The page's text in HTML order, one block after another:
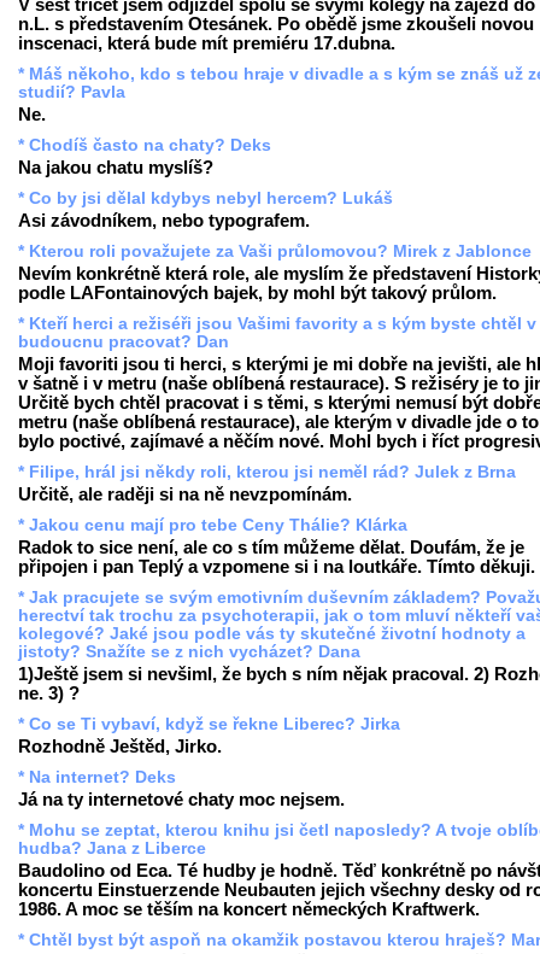
V šest třicet jsem odjížděl spolu se svými kolegy na zájezd do
n.L. s představením Otesánek. Po obědě jsme zkoušeli novou
inscenaci, která bude mít premiéru 17.dubna.
* Máš někoho, kdo s tebou hraje v divadle a s kým se znáš už
studií? Pavla
Ne.
* Chodíš často na chaty? Deks
Na jakou chatu myslíš?
* Co by jsi dělal kdybys nebyl hercem? Lukáš
Asi závodníkem, nebo typografem.
* Kterou roli považujete za Vaši průlomovou? Mirek z Jablonce
Nevím konkrétně která role, ale myslím že představení
podle LAFontainových bajek, by mohl být takový průlom.
* Kteří herci a režiséři jsou Vašimi favority a s kým byste chtěl v
budoucnu pracovat? Dan
Moji favoriti jsou ti herci, s kterými je mi dobře na jevišti, ale
v šatně i v metru (naše oblíbená restaurace). S režiséry je to
Určitě bych chtěl pracovat i s těmi, s kterými nemusí být
metru (naše oblíbená restaurace), ale kterým v divadle jde o
bylo poctivé, zajímavé a něčím nové. Mohl bych i říct
* Filipe, hrál jsi někdy roli, kterou jsi neměl rád? Julek z Brna
Určitě, ale raději si na ně nevzpomínám.
* Jakou cenu mají pro tebe Ceny Thálie? Klárka
Radok to sice není, ale co s tím můžeme dělat. Doufám, že je
připojen i pan Teplý a vzpomene si i na loutkáře. Tímto děkuji.
* Jak pracujete se svým emotivním duševním základem?
herectví tak trochu za psychoterapii, jak o tom mluví někteří
kolegové? Jaké jsou podle vás ty skutečné životní hodnoty a
jistoty? Snažíte se z nich vycházet? Dana
1)Ještě jsem si nevšiml, že bych s ním nějak pracoval. 2)
ne. 3) ?
* Co se Ti vybaví, když se řekne Liberec? Jirka
Rozhodně Ještěd, Jirko.
* Na internet? Deks
Já na ty internetové chaty moc nejsem.
* Mohu se zeptat, kterou knihu jsi četl naposledy? A tvoje
hudba? Jana z Liberce
Baudolino od Eca. Té hudby je hodně. Těď konkrétně po
koncertu Einstuerzende Neubauten jejich všechny desky od
1986. A moc se těším na koncert německých Kraftwerk.
* Chtěl byst být aspoň na okamžik postavou kterou hraješ?